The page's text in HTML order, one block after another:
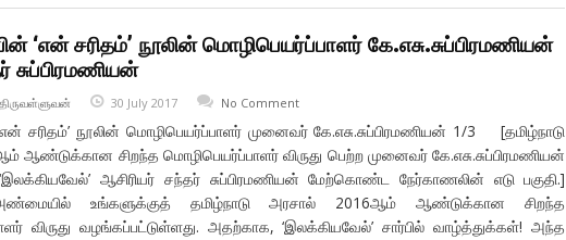
‘என் சரிதம்’ நூலின் மொழிபெயர்ப்பாளர் கே.எசு.சுப்பிரமணியன்
சுப்பிரமணியன்
30 July 2017 No Comment
சரிதம்’ நூலின் மொழிபெயர்ப்பாளர் முனைவர் கே.எசு.சுப்பிரமணியன் 1/3 [தமிழ்நாடு
ஆண்டுக்கான சிறந்த மொழிபெயர்ப்பாளர் விருது பெற்ற முனைவர் கே.எசு.சுப்பிரமணியன்
ஆசிரியர் சந்தர் சுப்பிரமணியன் மேற்கொண்ட நேர்காணலின் எடு பகுதி.]
உங்களுக்குத் தமிழ்நாடு அரசால் 2016ஆம் ஆண்டுக்கான சிறந்த
விருது வழங்கப்பட்டுள்ளது. அதற்காக, ‘இலக்கியவேல்’ சார்பில் வாழ்த்துக்கள்! அந்த